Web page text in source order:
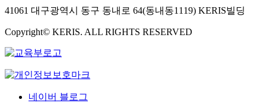
41061 대구광역시 동구 동내로 64(동내동1119) KERIS빌딩
Copyright© KERIS. ALL RIGHTS RESERVED
네이버 블로그